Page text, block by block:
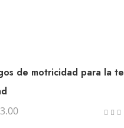
de motricidad para la